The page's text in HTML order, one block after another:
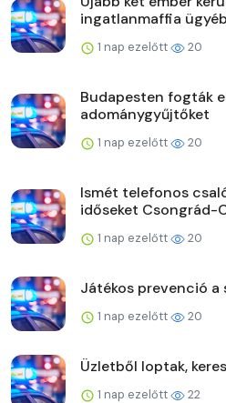
ingatlanmaffia
1 nap ezelőtt 20
Budapesten fogták
adománygyűjtőket
1 nap ezelőtt 20
Ismét telefonos
időseket Csongrád-
1 nap ezelőtt 20
Játékos prevenció a
1 nap ezelőtt 20
Üzletből loptak,
1 nap ezelőtt 22